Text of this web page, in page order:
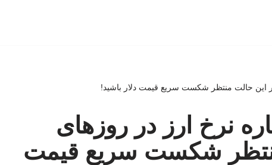
این حالت منتظر شکست سریع قیمت دلار باشید!
نرخ ارز در روزهای
منتظر شکست سریع قیمت